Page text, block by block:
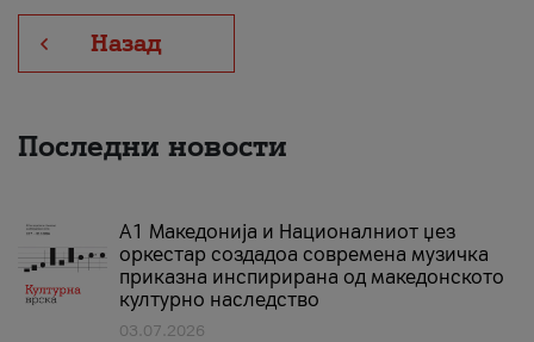
Назад
Последни новости
А1 Македонија и Националниот џез
оркестар создадоа современа музичка
приказна инспирирана од македонското
културно наследство
03.07.2026